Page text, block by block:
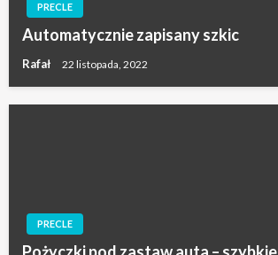
PRECLE
Automatycznie zapisany szkic
Rafał 22 listopada, 2022
PRECLE